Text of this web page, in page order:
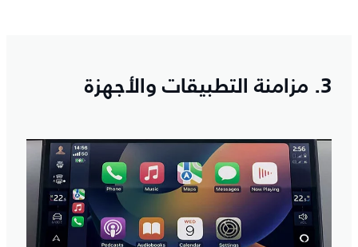
3. مزامنة التطبيقات والأجهزة